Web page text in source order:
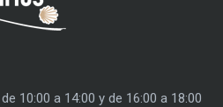
de 10:00 a 14:00 y de 16:00 a 18:00